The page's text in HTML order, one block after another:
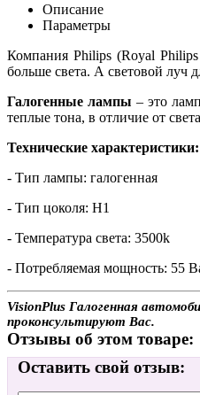
Описание
Параметры
Компания Philips (Royal
больше света. А световой луч
Галогенные лампы – это
теплые тона, в отличие от
Технические характеристики:
- Тип лампы: галогенная
- Тип цоколя: H1
- Температура света: 3500k
- Потребляемая мощность: 55
VisionPlus Галогенная
проконсультируют Вас.
Отзывы об этом товаре:
Оставить свой отзыв: